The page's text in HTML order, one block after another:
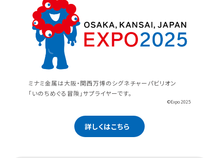
ミナミ金属は大阪・関西万博のシグネチャーパビリオン
「いのちめぐる冒険」サプライヤーです。
©Expo 2025
詳しくはこちら